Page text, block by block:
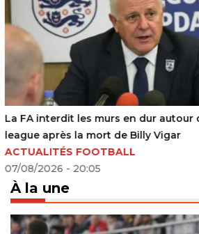
CAN 2025 (Q) : Desabre reste
début des Léopards
10/09/2024 - 17:17
À la une